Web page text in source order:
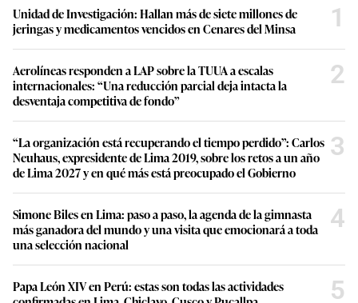
Unidad de Investigación: Hallan más de siete millones de
jeringas y medicamentos vencidos en Cenares del Minsa
1
Aerolíneas responden a LAP sobre la TUUA a escalas
internacionales: “Una reducción parcial deja intacta la
desventaja competitiva de fondo”
2
“La organización está recuperando el tiempo perdido”: Carlos
Neuhaus, expresidente de Lima 2019, sobre los retos a un año
de Lima 2027 y en qué más está preocupado el Gobierno
3
Simone Biles en Lima: paso a paso, la agenda de la gimnasta
más ganadora del mundo y una visita que emocionará a toda
una selección nacional
4
Papa León XIV en Perú: estas son todas las actividades
5